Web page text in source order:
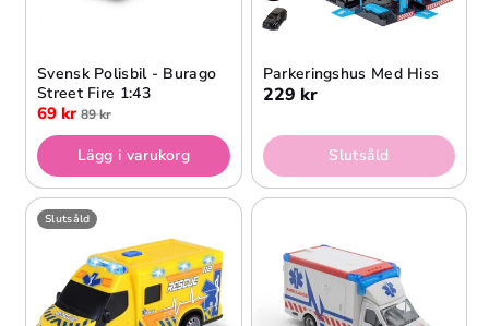
Svensk Polisbil - Burago
Street Fire 1:43
69 kr 89 kr
Lägg i varukorg
Parkeringshus Med Hiss
229 kr
Slutsåld
Slutsåld